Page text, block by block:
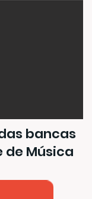
bancas
de Música